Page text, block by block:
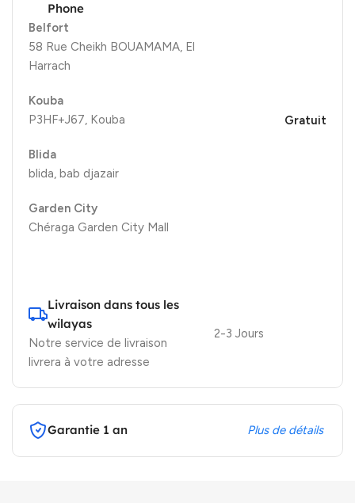
Phone
Belfort
58 Rue Cheikh BOUAMAMA, El
Harrach
Kouba
P3HF+J67, Kouba
Blida
blida, bab djazair
Garden City
Chéraga Garden City Mall
Gratuit
Livraison dans tous les
wilayas
Notre service de livraison
livrera à votre adresse
2-3 Jours
Garantie 1 an Plus de détails